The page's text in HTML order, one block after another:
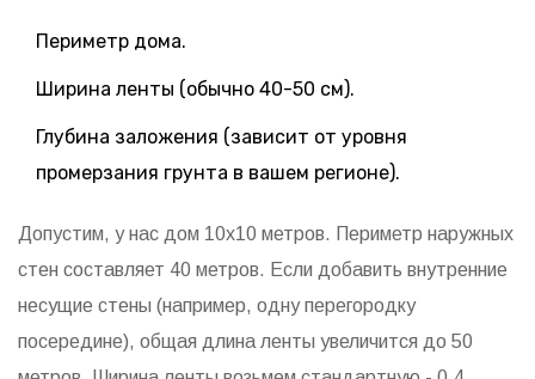
Периметр дома.
Ширина ленты (обычно 40-50 см).
Глубина заложения (зависит от уровня
промерзания грунта в вашем регионе).
Допустим, у нас дом 10x10 метров. Периметр наружных
стен составляет 40 метров. Если добавить внутренние
несущие стены (например, одну перегородку
посередине), общая длина ленты увеличится до 50